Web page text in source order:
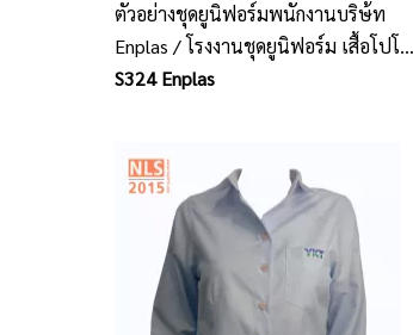
ตัวอย่างชุดยูนิฟอร์มพนักงานบริษ้ท
Enplas / โรงงานชุดยูนิฟอร์ม เสื้อโปโล
พนักงาน นลินสิริ ศรีราชา ชลบุรี
S324 Enplas